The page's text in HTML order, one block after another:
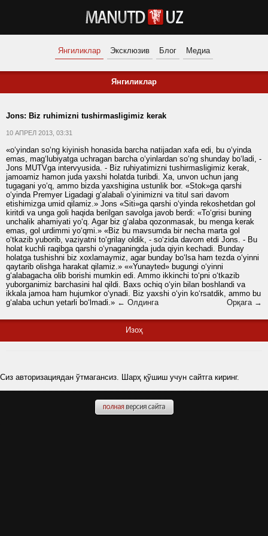
Янгиликлар Эксклюзив Блог Медиа
Янгиликлар
Jons: Biz ruhimizni tushirmasligimiz kerak
10 АПРЕЛ 2013, 03:31
«o‘yindan so‘ng kiyinish honasida barcha natijadan xafa edi, bu o‘yinda
emas, mag‘lubiyatga uchragan barcha o‘yinlardan so‘ng shunday bo‘ladi, -
Jons MUTVga intervyusida. - Biz ruhiyatimizni tushirmasligimiz kerak,
jamoamiz hamon juda yaxshi holatda turibdi. Xa, unvon uchun jang
tugagani yo‘q, ammo bizda yaxshigina ustunlik bor. «Stok»ga qarshi
o‘yinda Premyer Ligadagi g‘alabali o‘yinimizni va titul sari davom
etishimizga umid qilamiz.» Jons «Siti»ga qarshi o‘yinda rekoshetdan gol
kiritdi va unga goli haqida berilgan savolga javob berdi: «To‘grisi buning
unchalik ahamiyati yo‘q. Agar biz g‘alaba qozonmasak, bu menga kerak
emas, gol urdimmi yo‘qmi.» «Biz bu mavsumda bir necha marta gol
o‘tkazib yuborib, vaziyatni to‘grilay oldik, - so‘zida davom etdi Jons. - Bu
holat kuchli raqibga qarshi o‘ynaganingda juda qiyin kechadi. Bunday
holatga tushishni biz xoxlamaymiz, agar bunday bo‘lsa ham tezda o‘yinni
qaytarib olishga harakat qilamiz.» ««Yunayted» bugungi o‘yinni
g‘alabagacha olib borishi mumkin edi. Ammo ikkinchi to‘pni o‘tkazib
yuborganimiz barchasini hal qildi. Baxs ochiq o‘yin bilan boshlandi va
ikkala jamoa ham hujumkor o‘ynadi. Biz yaxshi o‘yin ko‘rsatdik, ammo bu
g‘alaba uchun yetarli bo‘lmadi.» ← Олдинга Орқага →
Изоҳ
Сиз авторизациядан ўтмагансиз. Шарҳ қўшиш учун сайтга киринг.